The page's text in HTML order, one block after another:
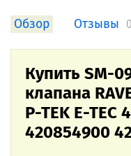
Обзор Отзывы 0
Купить SM-
клапана
P-TEK E-TEC
420854900